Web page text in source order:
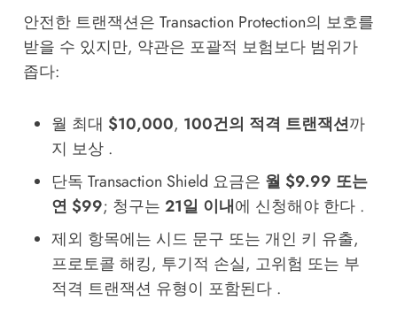
안전한 트랜잭션은 Transaction Protection의 보호를
받을 수 있지만, 약관은 포괄적 보험보다 범위가
좁다:
월 최대 $10,000, 100건의 적격 트랜잭션까
지 보상 .
단독 Transaction Shield 요금은 월 $9.99 또는
연 $99; 청구는 21일 이내에 신청해야 한다 .
제외 항목에는 시드 문구 또는 개인 키 유출,
프로토콜 해킹, 투기적 손실, 고위험 또는 부
적격 트랜잭션 유형이 포함된다 .